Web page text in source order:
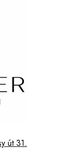
út 31.